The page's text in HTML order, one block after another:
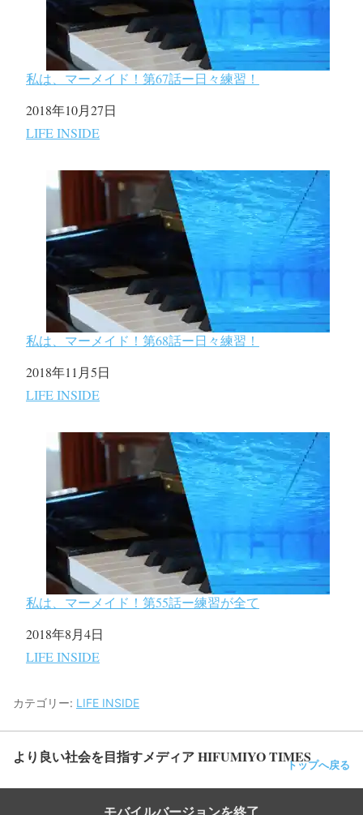
私は、マーメイド！第67話ー日々練習！
日付
2018年10月27日
関連理由
LIFE INSIDE
私は、マーメイド！第68話ー日々練習！
日付
2018年11月5日
関連理由
LIFE INSIDE
私は、マーメイド！第55話ー練習が全て
日付
2018年8月4日
関連理由
LIFE INSIDE
カテゴリー: LIFE INSIDE
より良い社会を目指すメディア HIFUMIYO TIMESトップへ戻る